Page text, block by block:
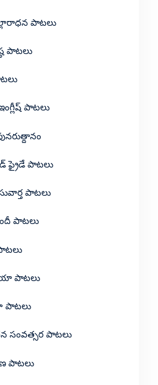
పాటలు
పాటలు
పాటలు
ఫ్రైడే పాటలు
పాటలు
పాటలు
పాటలు
పాటలు
సంవత్సర పాటలు
పాటలు